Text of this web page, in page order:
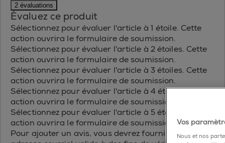
2 évaluations
Évaluez ce produit
Sélectionnez pour évaluer l'article à 1 étoile. Cette
action ouvrira le formulaire de soumission.
Sélectionnez pour évaluer l'article à 2 étoiles. Cette
action ouvrira le formulaire de soumission.
Sélectionnez pour évaluer l'article à 3 étoiles. Cette
action ouvrira le formulaire de soumission.
Sélectionnez pour évaluer l'article à 4 étoiles. Cette
action ouvrira le formulaire de soumission.
Sélectionnez pour évaluer l'article à 5 étoiles. Cette
action ouvrira le formulaire de soumission.
Pour ajouter un avis, vous devrez fournir une
Vos
Nous et nos